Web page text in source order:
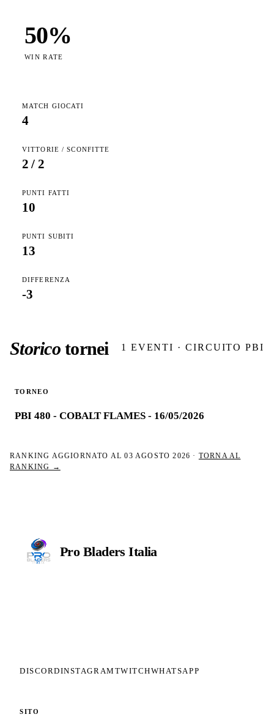
50%
WIN RATE
MATCH GIOCATI
4
VITTORIE / SCONFITTE
2 / 2
PUNTI FATTI
10
PUNTI SUBITI
13
DIFFERENZA
-3
Storicotornei 1 EVENTI · CIRCUITO PBI
TORNEO
PBI 480 - COBALT FLAMES - 16/05/2026
RANKING AGGIORNATO AL03 AGOSTO 2026 · TORNA AL
RANKING →
Pro BladersItalia
DISCORDINSTAGRAM TWITCHWHATSAPP
SITO